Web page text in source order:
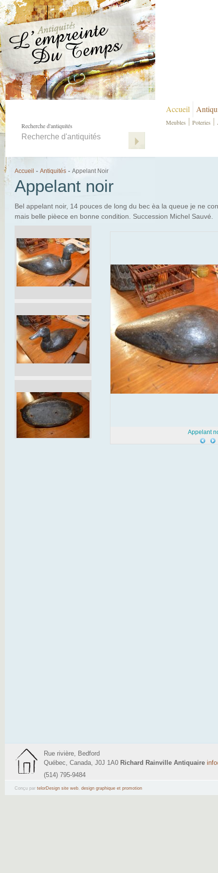
Recherche d'antiquités
Accueil
Meubles Poteries
Accueil - Antiquités - Appelant Noir
Appelant noir
Bel appelant noir, 14 pouces de long du bec èa la queue je ne
mais belle pièece en bonne condition. Succession Michel Sauvé.
Appelant
Rue rivière, Bedford
Québec, Canada, J0J 1A0 Richard Rainville Antiquaire
(514) 795-9484
Conçu par telorDesign site web, design graphique et promotion